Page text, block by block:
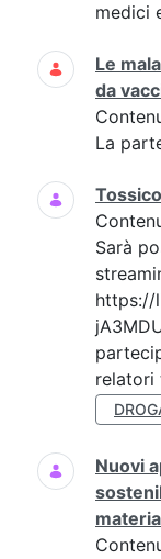
medici
Le
da
La
Sarà
https://
relatori
Nuovi